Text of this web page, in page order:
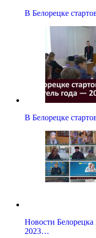
В Белорецке
В Белорецке
Новости Белорецка
2023…